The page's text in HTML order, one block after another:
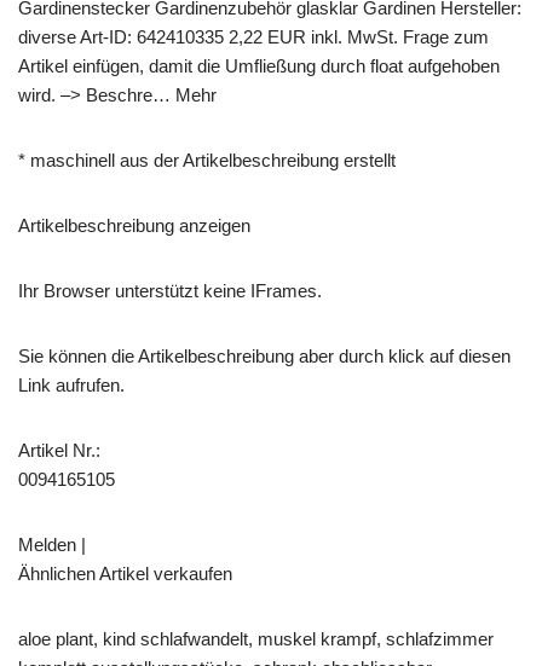
Gardinenstecker Gardinenzubehör glasklar Gardinen Hersteller:
diverse Art-ID: 642410335 2,22 EUR inkl. MwSt. Frage zum
Artikel einfügen, damit die Umfließung durch float aufgehoben
wird. –> Beschre… Mehr
* maschinell aus der Artikelbeschreibung erstellt
Artikelbeschreibung anzeigen
Ihr Browser unterstützt keine IFrames.
Sie können die Artikelbeschreibung aber durch klick auf diesen
Link aufrufen.
Artikel Nr.:
0094165105
Melden |
Ähnlichen Artikel verkaufen
aloe plant, kind schlafwandelt, muskel krampf, schlafzimmer